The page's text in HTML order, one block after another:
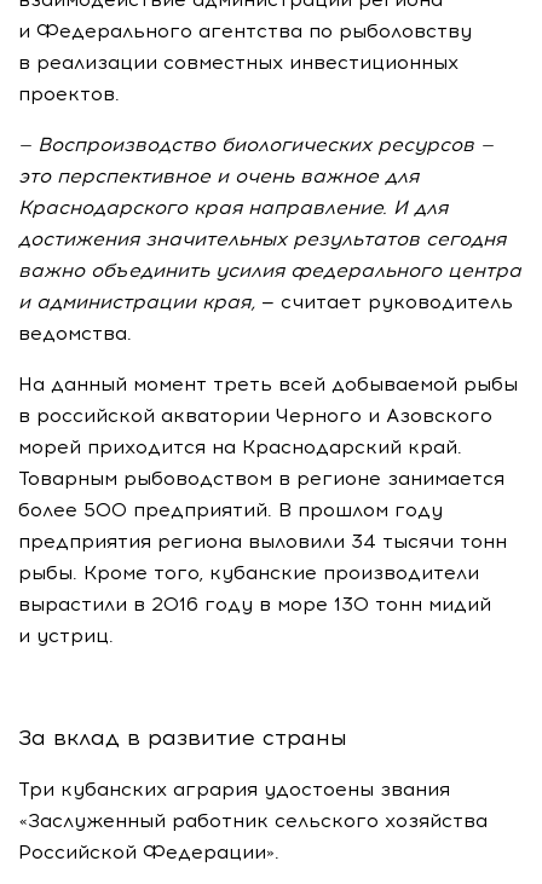
и Федерального агентства по рыболовству
в реализации совместных инвестиционных
проектов.
— Воспроизводство биологических ресурсов —
это перспективное и очень важное для
Краснодарского края направление. И для
достижения значительных результатов сегодня
важно объединить усилия федерального центра
и администрации края, — считает руководитель
ведомства.
На данный момент треть всей добываемой рыбы
в российской акватории Черного и Азовского
морей приходится на Краснодарский край.
Товарным рыбоводством в регионе занимается
более 500 предприятий. В прошлом году
предприятия региона выловили 34 тысячи тонн
рыбы. Кроме того, кубанские производители
вырастили в 2016 году в море 130 тонн мидий
и устриц.
За вклад в развитие страны
Три кубанских агрария удостоены звания
«Заслуженный работник сельского хозяйства
Российской Федерации».